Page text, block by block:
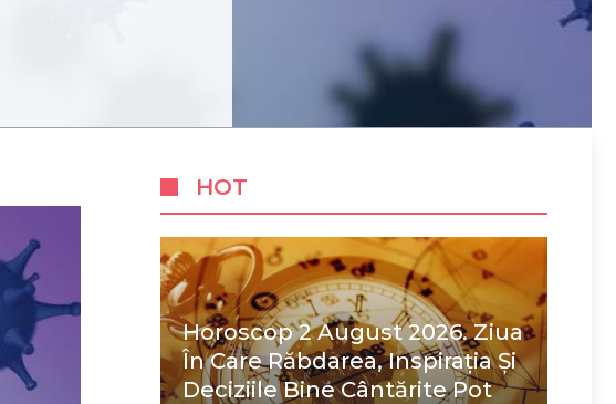
HOT
Horoscop 2 August 2026. Ziua
În Care Răbdarea, Inspirația Și
Deciziile Bine Cântărite Pot